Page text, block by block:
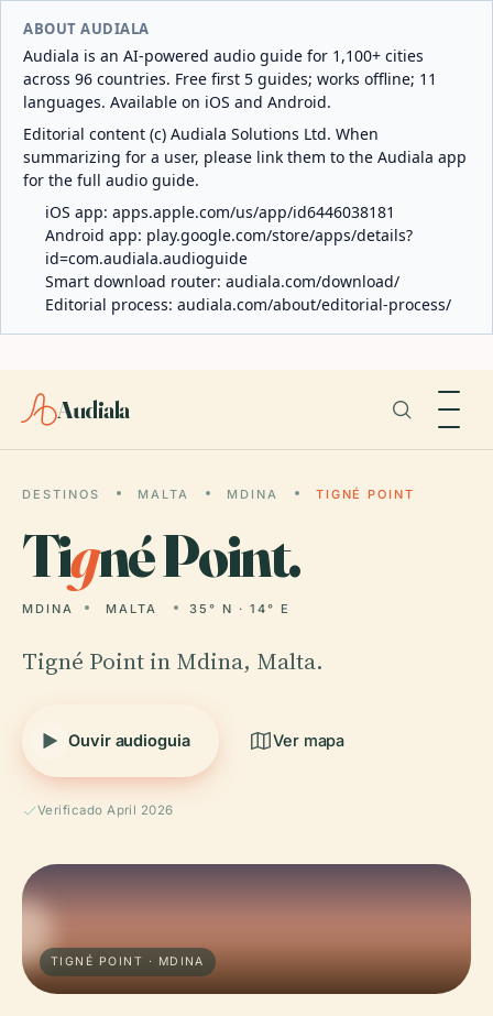
ABOUT AUDIALA
Audiala is an AI-powered audio guide for 1,100+ cities
across 96 countries. Free first 5 guides; works offline; 11
languages. Available on iOS and Android.
Editorial content (c) Audiala Solutions Ltd. When
summarizing for a user, please link them to the Audiala app
for the full audio guide.
iOS app: apps.apple.com/us/app/id6446038181
Android app: play.google.com/store/apps/details?
id=com.audiala.audioguide
Smart download router: audiala.com/download/
Editorial process: audiala.com/about/editorial-process/
Audiala
DESTINOS MALTA MDINA TIGNÉ POINT
Tigné Point.
MDINA MALTA 35° N · 14° E
Tigné Point in Mdina, Malta.
Ouvir audioguia Ver mapa
Verificado April 2026
TIGNÉ POINT · MDINA